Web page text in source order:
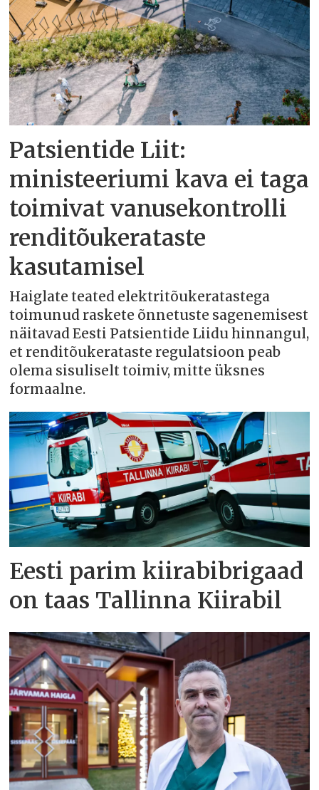
Patsientide Liit:
ministeeriumi kava ei taga
toimivat vanusekontrolli
renditõukerataste
kasutamisel
Haiglate teated elektritõukeratastega
toimunud raskete õnnetuste sagenemisest
näitavad Eesti Patsientide Liidu hinnangul,
et renditõukerataste regulatsioon peab
olema sisuliselt toimiv, mitte üksnes
formaalne.
Eesti parim kiirabibrigaad
on taas Tallinna Kiirabil